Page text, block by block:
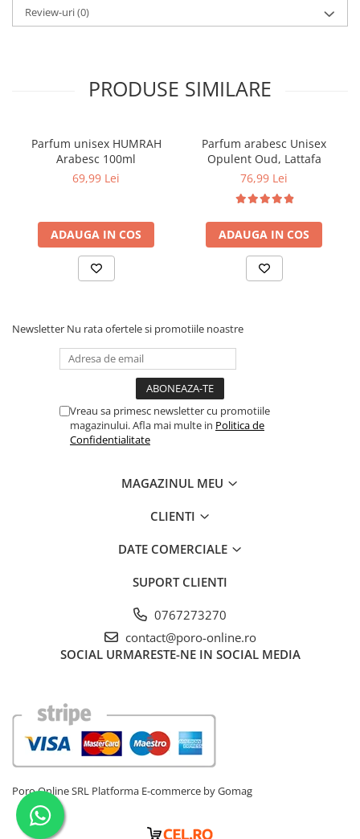
Review-uri(0)
PRODUSE SIMILARE
Parfum unisex HUMRAH
Arabesc 100ml
69,99 Lei
ADAUGA IN COS
Parfum arabesc Unisex
Opulent Oud, Lattafa
76,99 Lei
ADAUGA IN COS
Newsletter Nu rata ofertele si promotiile noastre
Vreau sa primesc newsletter cu promotiile
magazinului. Afla mai multe in Politica de
Confidentialitate
MAGAZINUL MEU
CLIENTI
DATE COMERCIALE
SUPORT CLIENTI
0767273270
contact@poro-online.ro
SOCIAL URMARESTE-NE IN SOCIAL MEDIA
Poro Online SRL Platforma E-commerce by Gomag